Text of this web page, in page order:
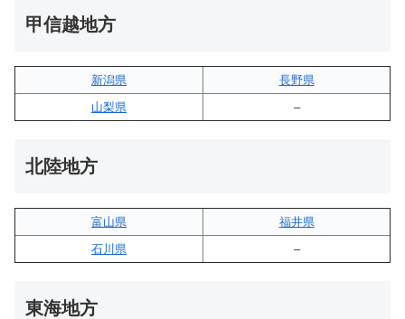
甲信越地方
新潟県
長野県
山梨県
–
北陸地方
富山県
福井県
石川県
–
東海地方